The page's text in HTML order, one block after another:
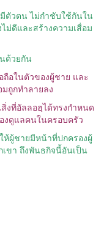
ตัวตน ไม่กำชับใช้กันใน
ม่ดีและสร้างความเสื่อม
ด้วยกัน
อในตัวของผู้ชาย และ
ถูกทำลายลง
งที่อัลลอฮฺได้ทรงกำหนด
งดูแลคนในครอบครัว
ผู้ชายมีหน้าที่ปกครองผู้
ขา ถึงพันธกิจนี้อันเป็น